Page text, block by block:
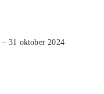
– 31 oktober 2024